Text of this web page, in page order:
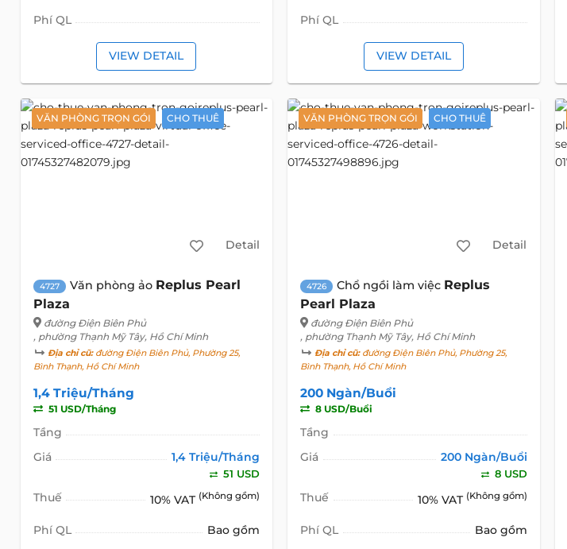
Phí QL
VIEW DETAIL
Phí QL
VIEW DETAIL
VĂN PHÒNG TRỌN GÓI CHO THUÊ
Detail
4727 Văn phòng ảo Replus Pearl
Plaza
đường Điện Biên Phủ
, phường Thạnh Mỹ Tây, Hồ Chí Minh
Địa chỉ cũ:đường Điện Biên Phủ, Phường 25,
Bình Thạnh, Hồ Chí Minh
1,4 Triệu/Tháng
51 USD/Tháng
Tầng
Giá
1,4 Triệu/Tháng
51 USD
Thuế 10% VAT (Không gồm)
Phí QL Bao gồm
VĂN PHÒNG TRỌN GÓI CHO THUÊ
Detail
4726 Chổ ngồi làm việc Replus
Pearl Plaza
đường Điện Biên Phủ
, phường Thạnh Mỹ Tây, Hồ Chí Minh
Địa chỉ cũ:đường Điện Biên Phủ, Phường 25,
Bình Thạnh, Hồ Chí Minh
200 Ngàn/Buổi
8 USD/Buổi
Tầng
Giá
200 Ngàn/Buổi
8 USD
Thuế 10% VAT (Không gồm)
Phí QL Bao gồm